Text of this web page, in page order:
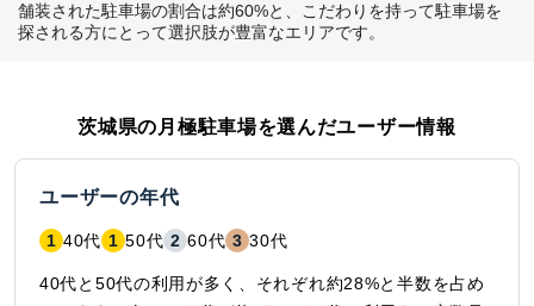
舗装された駐車場の割合は約60%と、こだわりを持って駐車場を
探される方にとって選択肢が豊富なエリアです。
茨城県の月極駐車場を選んだユーザー情報
ユーザーの年代
1 40代 1 50代 2 60代 3 30代
40代と50代の利用が多く、それぞれ約28%と半数を占め